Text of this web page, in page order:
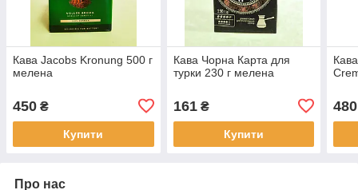
Кава Jacobs Kronung 500 г
мелена
450 ₴
Купити
Кава Чорна Карта для
турки 230 г мелена
161₴
Купити
480
Про нас